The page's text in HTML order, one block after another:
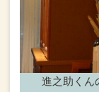
進之助くん